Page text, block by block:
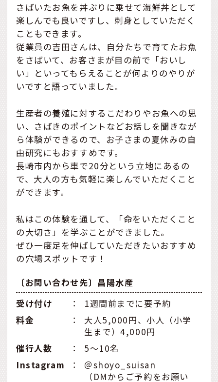
さばいたお魚を丼ぶりに乗せて海鮮丼として
楽しんでも良いですし、刺身としていただく
こともできます。
従業員の吉田さんは、自分たちで育てたお魚
をさばいて、お客さまが目の前で「おいし
い」といってもらえることが何よりのやりが
いですと語っていました。
生産者の養殖に対するこだわりやお魚への思
い、さばきのポイントなどお話しを聞きなが
ら体験ができるので、お子さまの夏休みの自
由研究にもおすすめです。
長崎市内から車で20分という立地にあるの
で、大人の方も気軽に楽しんでいただくこと
ができます。
私はこの体験を通して、「命をいただくこと
の大切さ」を学ぶことができました。
ぜひ一度足を伸ばしていただきたいおすすめ
の穴場スポットです！
〔お問い合わせ先〕昌陽水産
受け付け
：
1週間前までに要予約
料金
：
大人5,000円、小人（小学
生まで）4,000円
催行人数
：
5〜10名
Instagram
：
＠shoyo_suisan
（DMからご予約をお願い